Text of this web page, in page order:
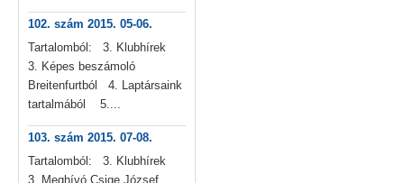
102. szám 2015. 05-06.
Tartalomból: 3. Klubhírek
3. Képes beszámoló
Breitenfurtból 4. Laptársaink
tartalmából 5....
103. szám 2015. 07-08.
Tartalomból: 3. Klubhírek
3. Meghívó Csige József